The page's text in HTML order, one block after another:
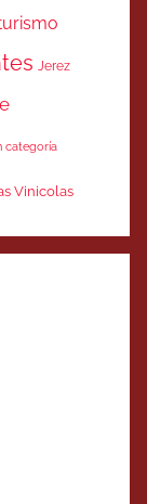
Jerez
categoría
Vinicolas